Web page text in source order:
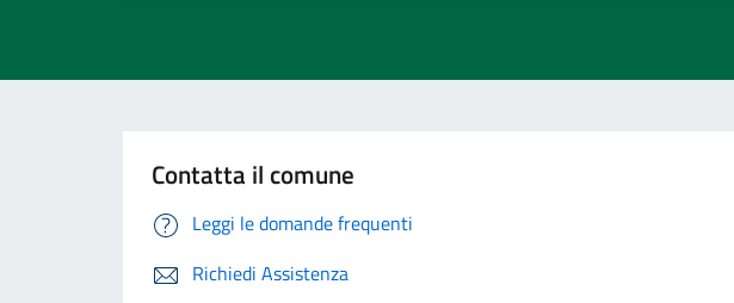
Contatta il comune
Leggi le domande frequenti
Richiedi Assistenza